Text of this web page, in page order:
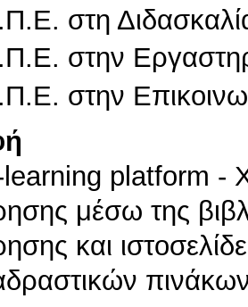
στη
στην
στην
platform -
μέσω της
και